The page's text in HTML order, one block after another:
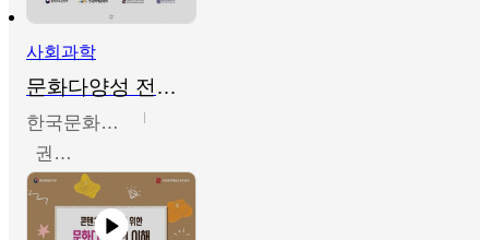
사회과학
문화다양성 전문인력 양성 기본과정 - 문화다양성의 이해
한국문화예술교육진흥원
권숙인 외 8명